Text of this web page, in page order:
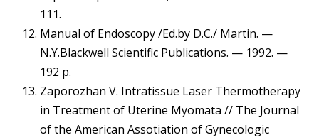
111.
Manual of Endoscopy /Ed.by D.C./ Martin. —
N.Y.Blackwell Scientific Publications. — 1992. —
192 p.
Zaporozhan V. Intratissue Laser Thermotherapy
in Treatment of Uterine Myomata // The Journal
of the American Assotiation of Gynecologic